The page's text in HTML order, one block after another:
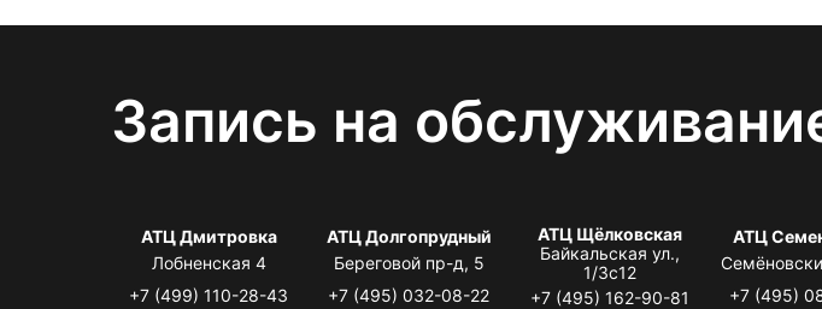
Запись на
АТЦ Дмитровка
Лобненская 4
+7 (499) 110-28-43
АТЦ Долгопрудный
Береговой пр-д, 5
+7 (495) 032-08-22
АТЦ Щёлковская
Байкальская ул.,
1/3с12
+7 (495) 162-90-81
АТЦ
+7 (495)